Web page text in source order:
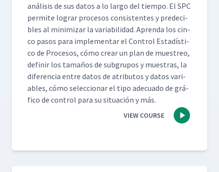
análi­sis de sus datos a lo largo del tiem­po. El SPC
per­mite lograr pro­ce­sos con­sis­tentes y pre­deci­
bles al min­i­mizar la vari­abil­i­dad. Apren­da los cin­
co pasos para imple­men­tar el Con­trol Estadís­ti­
co de Pro­ce­sos, cómo crear un plan de muestreo,
definir los tamaños de sub­gru­pos y mues­tras, la
difer­en­cia entre datos de atrib­u­tos y datos vari­
ables, cómo selec­cionar el tipo ade­cua­do de grá­
fi­co de con­trol para su situación y más.
VIEW COURSE